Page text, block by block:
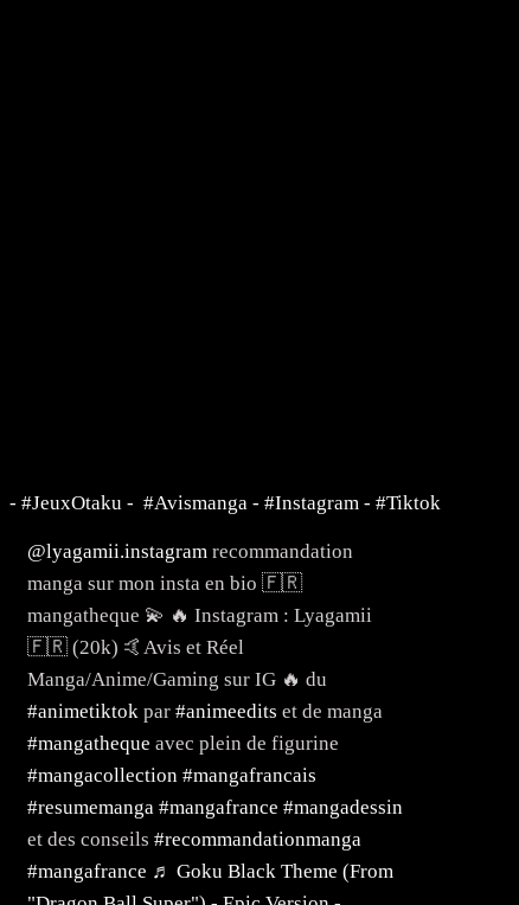
- #JeuxOtaku - #Avismanga - #Instagram - #Tiktok
@lyagamii.instagram recommandation
manga sur mon insta en bio 🇫🇷
mangatheque 💫 🔥 Instagram : Lyagamii
🇫🇷 (20k) 🤙Avis et Réel
Manga/Anime/Gaming sur IG 🔥 du
#animetiktok par #animeedits et de manga
#mangatheque avec plein de figurine
#mangacollection #mangafrancais
#resumemanga #mangafrance #mangadessin
et des conseils #recommandationmanga
#mangafrance ♬ Goku Black Theme (From